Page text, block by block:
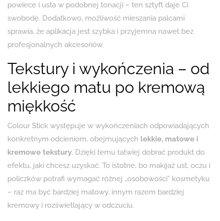
powiece i usta w podobnej tonacji – ten sztyft daje Ci
swobodę. Dodatkowo, możliwość mieszania palcami
sprawia, że aplikacja jest szybka i przyjemna nawet bez
profesjonalnych akcesoriów.
Tekstury i wykończenia – od
lekkiego matu po kremową
miękkość
Colour Stick występuje w wykończeniach odpowiadających
konkretnym odcieniom, obejmujących lekkie, matowe i
kremowe tekstury. Dzięki temu łatwiej dobrać produkt do
efektu, jaki chcesz uzyskać. To istotne, bo makijaż ust, oczu i
policzków potrafi wymagać różnej „osobowości” kosmetyku
– raz ma być bardziej matowy, innym razem bardziej
kremowy i rozświetlający w odczuciu.